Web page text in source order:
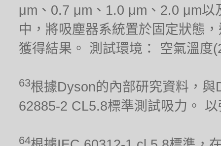
μm、0.7 μm、1.0 μm、2.0 μm
中，將吸塵器系統置於固定狀態
獲得結果。 測試環境： 空氣溫度
63根據Dyson的內部研究資料，
62885-2 CL5.8標準測試吸力。
64